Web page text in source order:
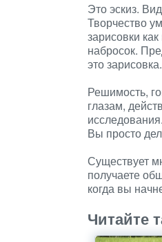
Это эскиз.
Творчество
зарисовки
набросок.
это зарисовка.
Решимость,
глазам,
Вы просто
Существует
получаете
когда вы
Читайте